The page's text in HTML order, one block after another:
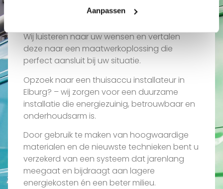
Aanpassen
Wij luisteren naar uw wensen en vertalen
deze naar een maatwerkoplossing die
perfect aansluit bij uw situatie.
Opzoek naar een thuisaccu installateur in
Elburg? – wij zorgen voor een duurzame
installatie die energiezuinig, betrouwbaar en
onderhoudsarm is.
Door gebruik te maken van hoogwaardige
materialen en de nieuwste technieken bent u
verzekerd van een systeem dat jarenlang
meegaat en bijdraagt aan lagere
energiekosten én een beter milieu.